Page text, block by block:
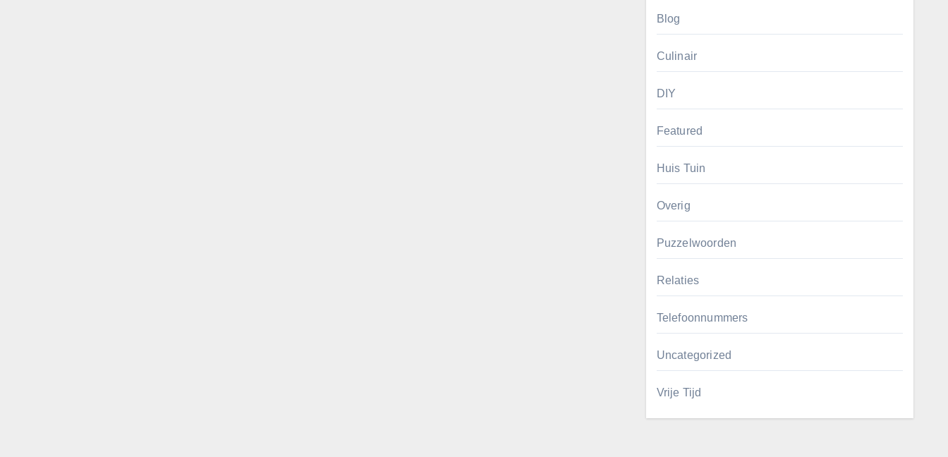
Blog
Culinair
DIY
Featured
Huis Tuin
Overig
Puzzelwoorden
Relaties
Telefoonnummers
Uncategorized
Vrije Tijd